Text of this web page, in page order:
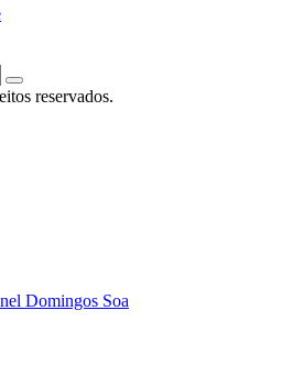
reservados.
Domingos Soa